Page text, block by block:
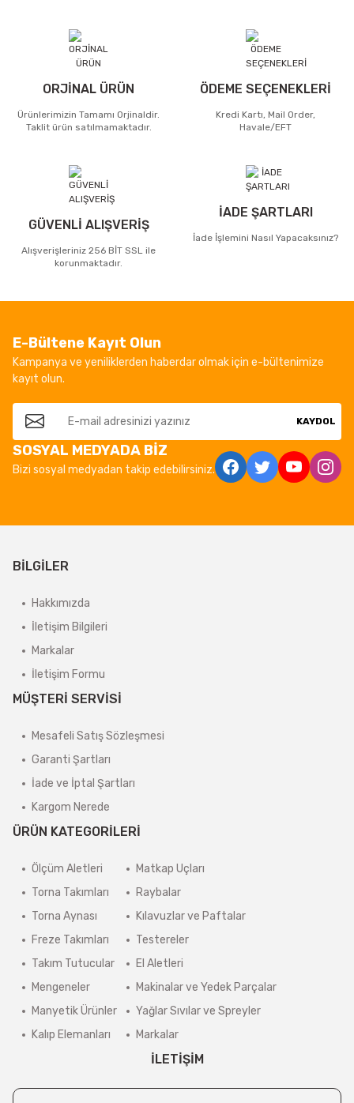
ORJİNAL ÜRÜN
Ürünlerimizin Tamamı Orjinaldir.
Taklit ürün satılmamaktadır.
ÖDEME SEÇENEKLERİ
Kredi Kartı, Mail Order,
Havale/EFT
GÜVENLİ ALIŞVERİŞ
Alışverişleriniz 256 BİT SSL ile
korunmaktadır.
İADE ŞARTLARI
İade İşlemini Nasıl Yapacaksınız?
E-Bültene Kayıt Olun
Kampanya ve yeniliklerden haberdar olmak için e-bültenimize
kayıt olun.
KAYDOL
SOSYAL MEDYADA BİZ
Bizi sosyal medyadan takip edebilirsiniz.
BİLGİLER
Hakkımızda
İletişim Bilgileri
Markalar
İletişim Formu
MÜŞTERİ SERVİSİ
Mesafeli Satış Sözleşmesi
Garanti Şartları
İade ve İptal Şartları
Kargom Nerede
ÜRÜN KATEGORİLERİ
Ölçüm Aletleri
Torna Takımları
Torna Aynası
Freze Takımları
Takım Tutucular
Mengeneler
Manyetik Ürünler
Kalıp Elemanları
Matkap Uçları
Raybalar
Kılavuzlar ve Paftalar
Testereler
El Aletleri
Makinalar ve Yedek Parçalar
Yağlar Sıvılar ve Spreyler
Markalar
İLETİŞİM